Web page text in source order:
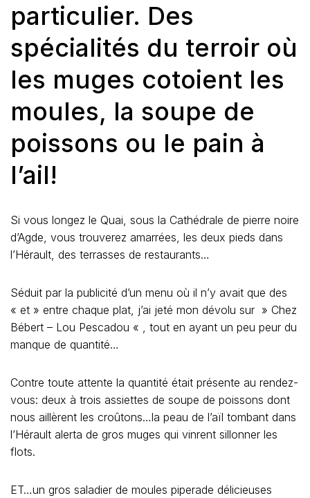
particulier. Des
spécialités du terroir où
les muges cotoient les
moules, la soupe de
poissons ou le pain à
l’ail!
Si vous longez le Quai, sous la Cathédrale de pierre noire
d’Agde, vous trouverez amarrées, les deux pieds dans
l’Hérault, des terrasses de restaurants…
Séduit par la publicité d’un menu où il n’y avait que des
« et » entre chaque plat, j’ai jeté mon dévolu sur » Chez
Bébert – Lou Pescadou « , tout en ayant un peu peur du
manque de quantité…
Contre toute attente la quantité était présente au rendez-
vous: deux à trois assiettes de soupe de poissons dont
nous aillèrent les croûtons…la peau de l’aïl tombant dans
l’Hérault alerta de gros muges qui vinrent sillonner les
flots.
ET…un gros saladier de moules piperade délicieuses